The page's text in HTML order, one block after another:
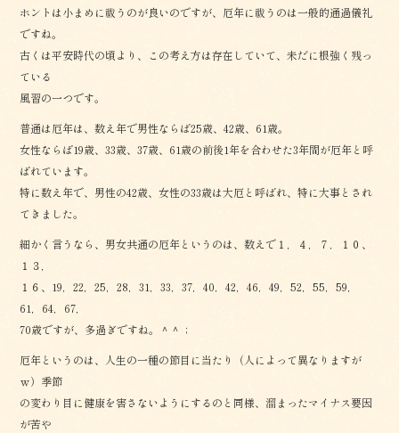
ホントは小まめに祓うのが良いのですが、厄年に祓うのは一般的通過儀礼
ですね。
古くは平安時代の頃より、この考え方は存在していて、未だに根強く残っ
ている
風習の一つです。
普通は厄年は、数え年で男性ならば25歳、42歳、61歳。
女性ならば19歳、33歳、37歳、61歳の前後1年を合わせた3年間が厄年と呼
ばれています。
特に数え年で、男性の42歳、女性の33歳は大厄と呼ばれ、特に大事とされ
てきました。
細かく言うなら、男女共通の厄年というのは、数えで１，４，７，１０、
１３，
１６、19，22，25，28，31，33，37，40，42，46，49，52，55，59，
61，64，67，
70歳ですが、多過ぎですね。＾＾；
厄年というのは、人生の一種の節目に当たり（人によって異なりますが
ｗ）季節
の変わり目に健康を害さないようにするのと同様、溜まったマイナス要因
が苦や